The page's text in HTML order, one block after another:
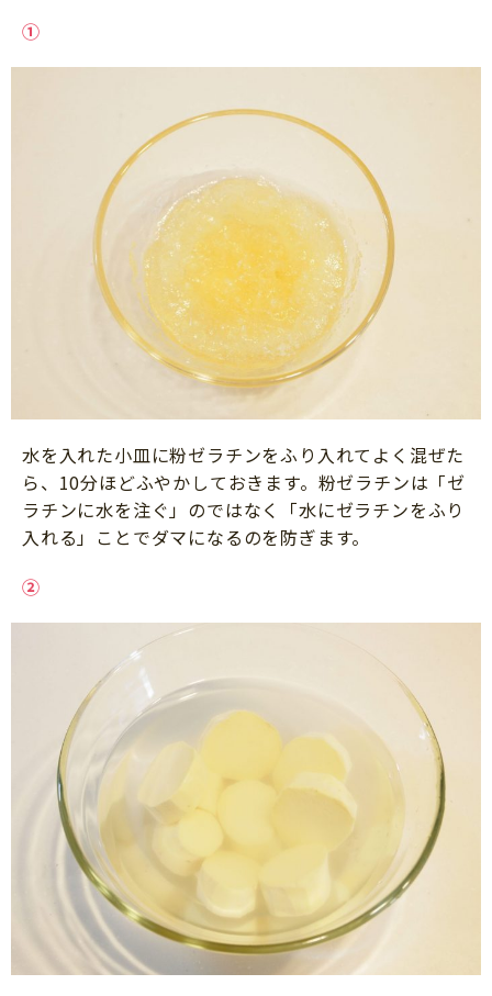
①
水を入れた小皿に粉ゼラチンをふり入れてよく混ぜた
ら、10分ほどふやかしておきます。粉ゼラチンは「ゼ
ラチンに水を注ぐ」のではなく「水にゼラチンをふり
入れる」ことでダマになるのを防ぎます。
②